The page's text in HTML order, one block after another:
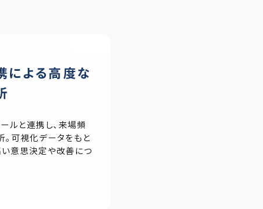
による高度な
ルと連携し、来場頻
。可視化データをもと
い意思決定や改善につ